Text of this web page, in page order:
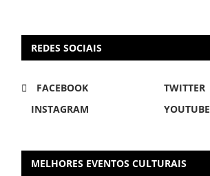
REDES SOCIAIS
FACEBOOK
TWITTER
INSTAGRAM
YOUTUBE
MELHORES EVENTOS CULTURAIS